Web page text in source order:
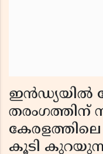
ഇന്‍ഡ്യയില്‍
തരംഗത്തിന്
കൂടി